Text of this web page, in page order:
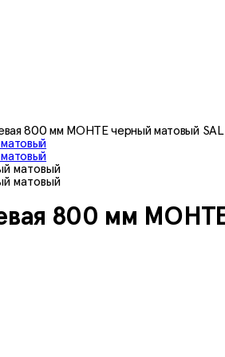
800 мм МОНТЕ черный матовый
800 мм